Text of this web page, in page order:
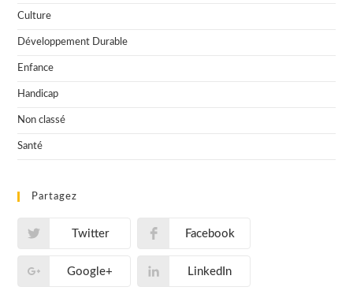
Culture
Développement Durable
Enfance
Handicap
Non classé
Santé
Partagez
Twitter Facebook
Google+ LinkedIn